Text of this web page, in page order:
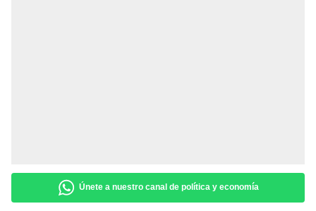
Únete a nuestro canal de política y economía